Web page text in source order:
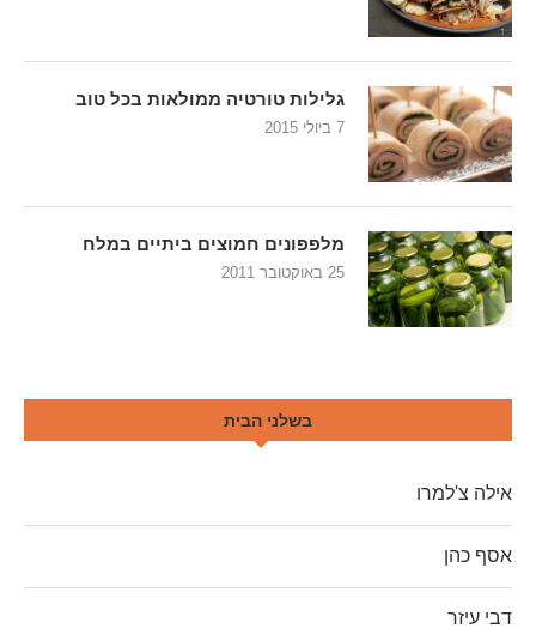
גלילות טורטיה ממולאות בכל טוב
7 ביולי 2015
מלפפונים חמוצים ביתיים במלח
25 באוקטובר 2011
בשלני הבית
אילה צ'למרו
אסף כהן
דבי עיזר